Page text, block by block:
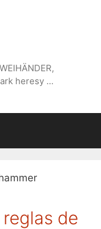
heresy …
de